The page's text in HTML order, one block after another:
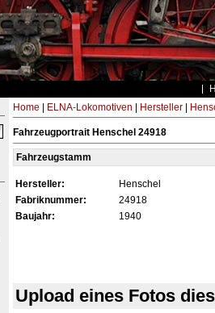
Home ELNA-Lokomotiven Hersteller|
Fahrzeugportrait Henschel 24918
Fahrzeugstamm
Hersteller:
Henschel
Fabriknummer:
24918
Baujahr:
1940
Upload eines Fotos